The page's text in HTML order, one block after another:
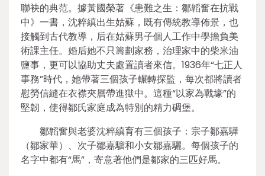
聯袂的典范。據黃國榮著《患難之生：鄒韜奮在抗戰
中》一書，沈粹縝出生姑蘇，既有傳統教導佈景，也
接觸到古代教導，后在姑蘇男子個人工作中學擔負美
術課主任。婚后她不只籌劃家務，治理家中的柴米油
鹽事，更可以協助丈夫處置讀者來信。1936年“七正人
事務”時代，她帶著三個孩子輾轉探監，每次都將讀者
慰勞信縫在衣襟夾層帶進獄中。這種“以家為戰壕”的
堅韌，使得鄒氏家庭成為特別的精力碉堡。
鄒韜奮與老婆沈粹縝育有三個孩子：宗子鄒嘉驊
（鄒家華）、次子鄒嘉騮和小女鄒嘉驪。每個孩子的
名字中都有“馬”，寄意著他們是鄒家的三匹好馬。